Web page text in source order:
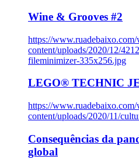
Wine & Grooves #2
https://
content/uploads/2020/12/
fileminimizer-335x256.jpg
LEGO® TECHNIC
https://
content/uploads/2020/11/
Consequências da
global